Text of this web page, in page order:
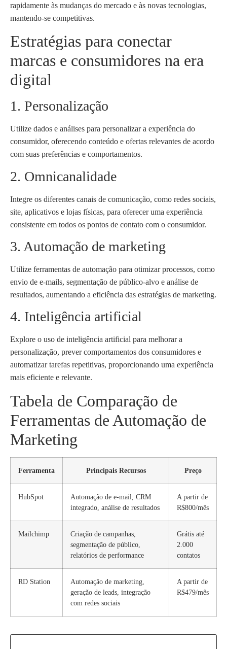
rapidamente às mudanças do mercado e às novas tecnologias,
mantendo-se competitivas.
Estratégias para conectar
marcas e consumidores na era
digital
1. Personalização
Utilize dados e análises para personalizar a experiência do
consumidor, oferecendo conteúdo e ofertas relevantes de acordo
com suas preferências e comportamentos.
2. Omnicanalidade
Integre os diferentes canais de comunicação, como redes sociais,
site, aplicativos e lojas físicas, para oferecer uma experiência
consistente em todos os pontos de contato com o consumidor.
3. Automação de marketing
Utilize ferramentas de automação para otimizar processos, como
envio de e-mails, segmentação de público-alvo e análise de
resultados, aumentando a eficiência das estratégias de marketing.
4. Inteligência artificial
Explore o uso de inteligência artificial para melhorar a
personalização, prever comportamentos dos consumidores e
automatizar tarefas repetitivas, proporcionando uma experiência
mais eficiente e relevante.
Tabela de Comparação de
Ferramentas de Automação de
Marketing
Ferramenta Principais Recursos Preço
HubSpot
Automação de e-mail, CRM
integrado, análise de resultados
A partir de
R$800/mês
Mailchimp
Criação de campanhas,
segmentação de público,
relatórios de performance
Grátis até
2.000
contatos
RD Station
Automação de marketing,
geração de leads, integração
com redes sociais
A partir de
R$479/mês